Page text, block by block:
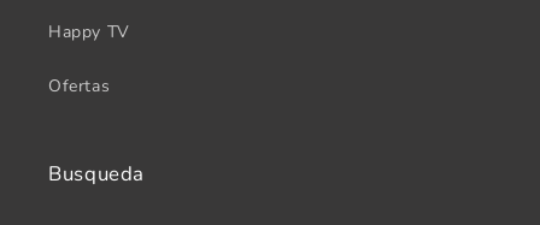
Happy TV
Ofertas
Busqueda